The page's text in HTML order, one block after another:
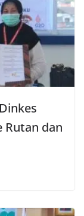
Rutan dan